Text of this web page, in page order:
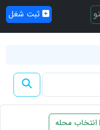
ثبت شغل
انتخاب محله